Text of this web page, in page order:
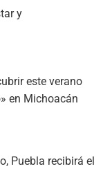
y
este verano
en Michoacán
Puebla recibirá el